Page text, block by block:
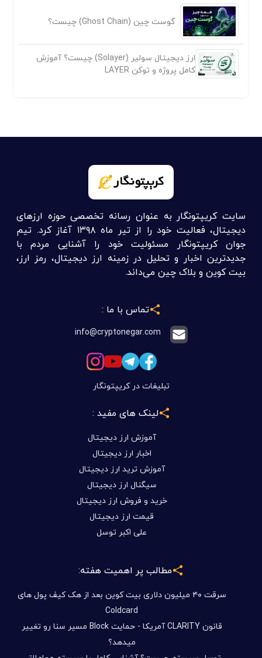
گوست چین (Ghost Chain) چیست؟
ارز دیجیتال سولیر (Solayer) چیست؟ آموزش
کامل پروژه و توکن LAYER
سایت کریپتونگار به عنوان رسانه تخصصی حوزه ارزهای
دیجیتال، فعالیت خود را از تیر ماه ۱۳۹۸ آغاز کرد. تیم
جوان کریپتونگار مسئولیت خود را آشنایی مردم با
جدیدترین اخبار و تحلیل در زمینه ارز دیجیتال، رمز ارز،
بیت کوین و بلاک چین می‌داند.
تماس با ما :
info@cryptonegar.com
تبلیغات در کریپتونگار
لینک های مفید :
آموزش ارز دیجیتال
اخبار ارز دیجیتال
آموزش ترید ارز دیجیتال
سیگنال ارز دیجیتال
خرید و فروش ارز دیجیتال
قیمت ارز دیجیتال
علی اکبر توسل
مطالب پر اهمیت هفته:
سرقت ۴۰ میلیون دلاری بیت کوین بعد از هک کیف پول های
Coldcard
قانون CLARITY آمریکا - حمایت Block مسیر سنا رو تغییر
میدهد؟